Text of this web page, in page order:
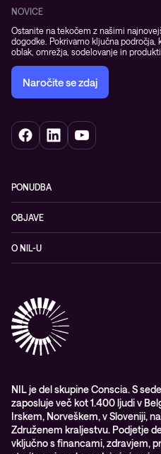
NOVICE
Ostanite na tekočem z našimi
dogodke. Pokrivamo ključna področja,
oblak, omrežja, sodelovanje in
Naročite se zdaj
PONUDBA
Omrežje
Hibridni oblak
Izobraževanje
Upravljane IT storitve in podpora
Opazljivost
OBJAVE
Blogi
Videi
Vodiči
O NIL-U
Partnerji
Nagrade & priznanja industrije
WORK@NIL
Študenti
Trajnost in družbena
NIL je del skupine Conscia. S
zaposluje več kot 1.400 ljudi v
Irskem, Norveškem, v Sloveniji,
Združenem kraljestvu. Podjetje
vključno s financami, zdravjem,